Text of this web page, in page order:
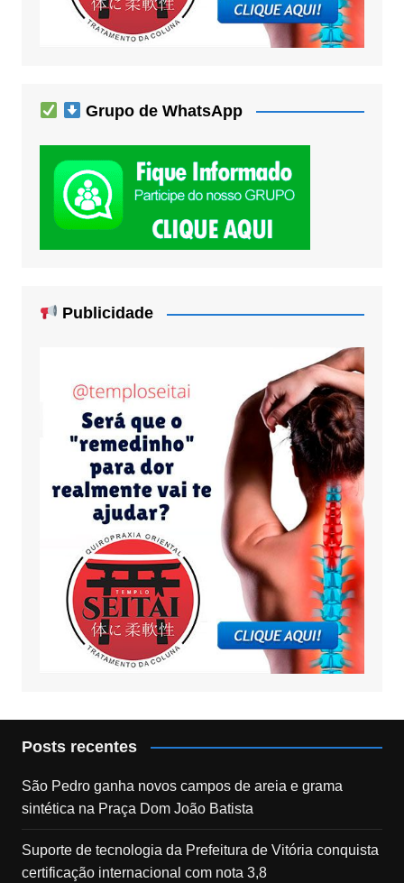
Grupo de WhatsApp
Publicidade
Posts recentes
São Pedro ganha novos campos de areia e grama
sintética na Praça Dom João Batista
Suporte de tecnologia da Prefeitura de Vitória conquista
certificação internacional com nota 3,8